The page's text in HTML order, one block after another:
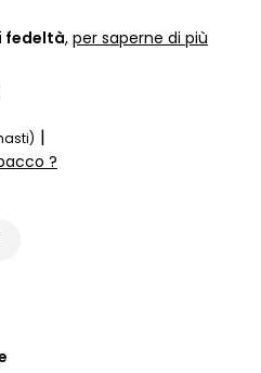
fedeltà, per saperne di più
|
?